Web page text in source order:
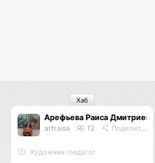
Арефьева Раиса Дмитриевна
artraisa 12 Поделиться
Художник-педагог
Хаб